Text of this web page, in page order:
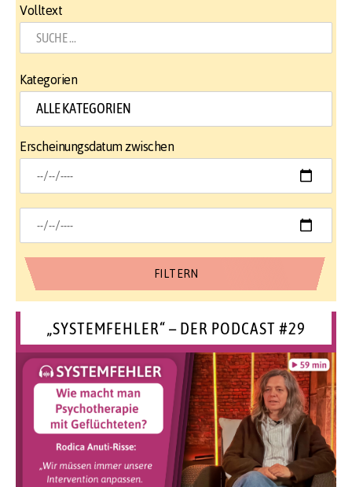
Volltext
Kategorien
Erscheinungsdatum zwischen
„SYSTEMFEHLER“ – DER PODCAST #29